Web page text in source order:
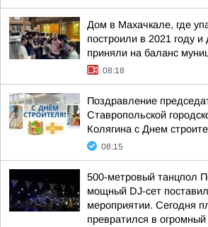
Дом в Махачкале, где
построили в 2021 году и
приняли на баланс
08:18
Поздравление
Ставропольской
Колягина с Днем
08:15
500-метровый танцпол
мощный DJ-сет
мероприятии. Сегодня
превратился в